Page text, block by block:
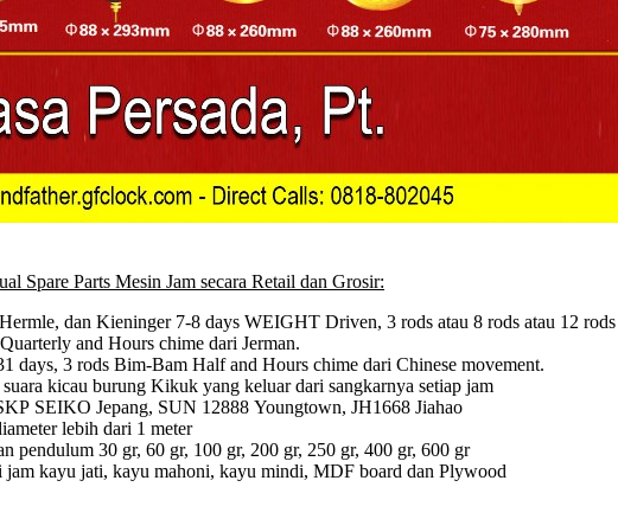
Spare Parts Mesin Jam secara Retail dan Grosir:
dan Kieninger 7-8 days WEIGHT Driven, 3 rods atau 8 rods atau 12 rods
and Hours chime dari Jerman.
days, 3 rods Bim-Bam Half and Hours chime dari Chinese movement.
kicau burung Kikuk yang keluar dari sangkarnya setiap jam
SEIKO Jepang, SUN 12888 Youngtown, JH1668 Jiahao
lebih dari 1 meter
pendulum 30 gr, 60 gr, 100 gr, 200 gr, 250 gr, 400 gr, 600 gr
jam kayu jati, kayu mahoni, kayu mindi, MDF board dan Plywood